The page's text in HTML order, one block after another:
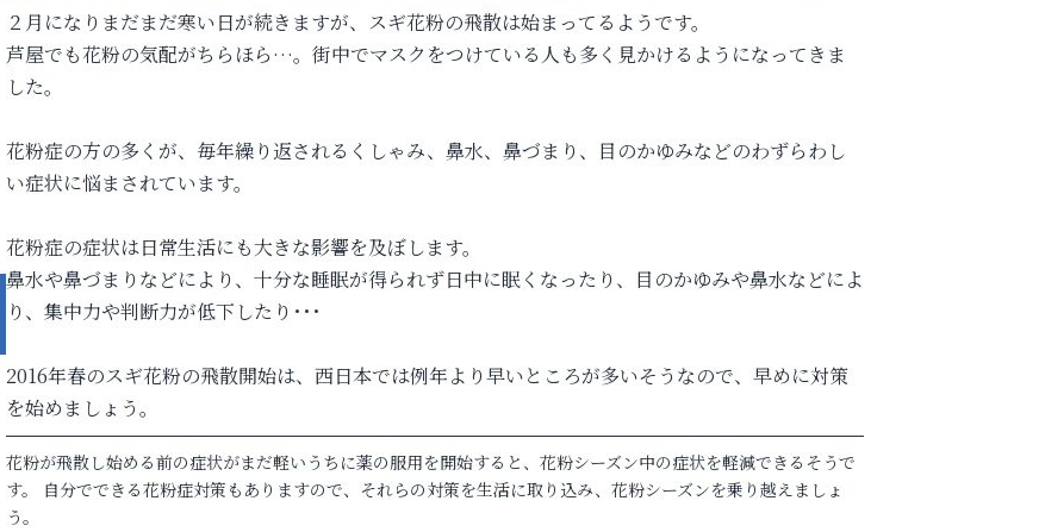
２月になりまだまだ寒い日が続きますが、スギ花粉の飛散は始まってるようです。
芦屋でも花粉の気配がちらほら…。街中でマスクをつけている人も多く見かけるようになってきま
した。
花粉症の方の多くが、毎年繰り返されるくしゃみ、鼻水、鼻づまり、目のかゆみなどのわずらわし
い症状に悩まされています。
花粉症の症状は日常生活にも大きな影響を及ぼします。
鼻水や鼻づまりなどにより、十分な睡眠が得られず日中に眠くなったり、目のかゆみや鼻水などによ
り、集中力や判断力が低下したり･･･
2016年春のスギ花粉の飛散開始は、西日本では例年より早いところが多いそうなので、早めに対策
を始めましょう。
花粉が飛散し始める前の症状がまだ軽いうちに薬の服用を開始すると、花粉シーズン中の症状を軽減できるそうで
す。 自分でできる花粉症対策もありますので、それらの対策を生活に取り込み、花粉シーズンを乗り越えましょ
う。